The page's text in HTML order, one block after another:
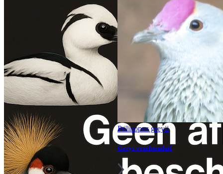
Ptilinopus greyii
Greys vruchtenduif